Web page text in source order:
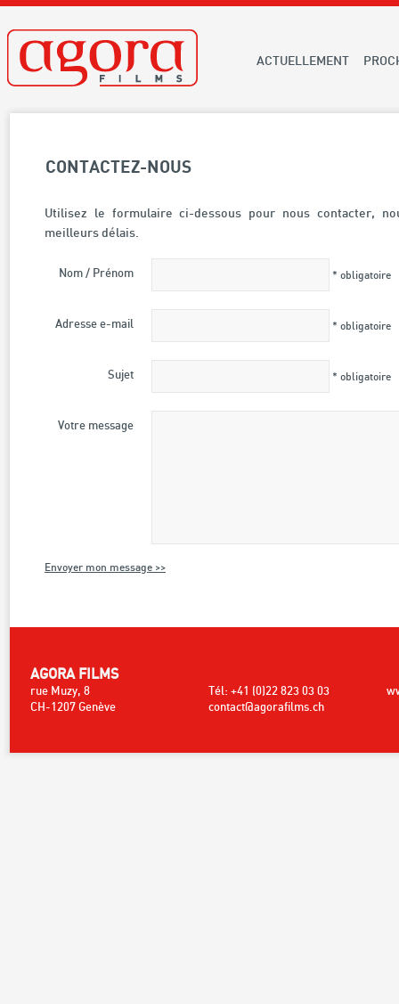
ACTUELLEMENT
CONTACTEZ-NOUS
Utilisez le formulaire ci-dessous pour nous contacter,
meilleurs délais.
Nom / Prénom * obligatoire
Adresse e-mail * obligatoire
Sujet * obligatoire
Votre message
Envoyer mon message >>
AGORA FILMS
rue Muzy, 8 Tél: +41 (0)22 823 03 03
CH-1207 Genève
contact@agorafilms.ch